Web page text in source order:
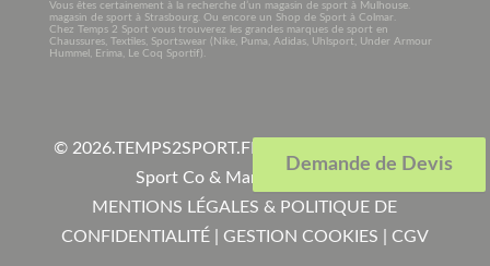
Vous êtes certainement à la recherche d’un magasin de sport à Mulhouse.
magasin de sport à Strasbourg. Ou encore un Shop de Sport à Colmar.
Chez Temps 2 Sport vous trouverez les grandes marques de sport en
Chaussures, Textiles, Sportswear (Nike, Puma, Adidas, Uhlsport, Under Armour
Hummel, Erima, Le Coq Sportif).
Demande de Devis
© 2026.TEMPS2SPORT.FR. Tous droits réservés à
Sport Co & Marquage SARL
MENTIONS LÉGALES & POLITIQUE DE
CONFIDENTIALITÉ| GESTION COOKIES CGV